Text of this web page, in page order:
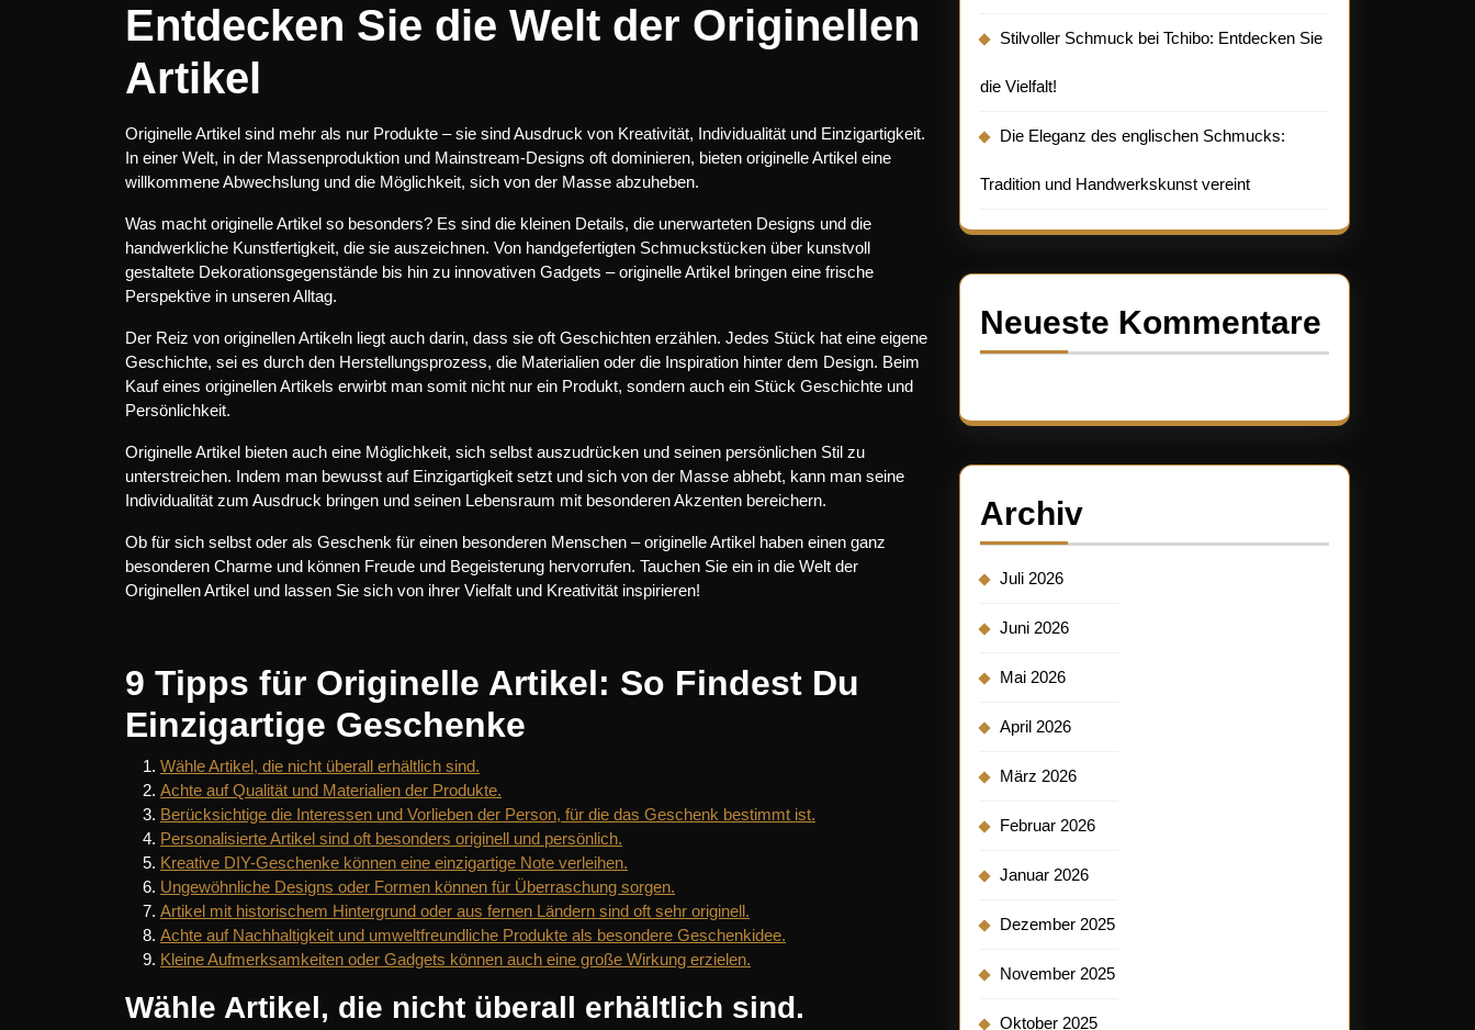
Entdecken Sie die Welt der Originellen
Artikel
Originelle Artikel sind mehr als nur Produkte – sie sind Ausdruck von Kreativität, Individualität und Einzigartigkeit.
In einer Welt, in der Massenproduktion und Mainstream-Designs oft dominieren, bieten originelle Artikel eine
willkommene Abwechslung und die Möglichkeit, sich von der Masse abzuheben.
Was macht originelle Artikel so besonders? Es sind die kleinen Details, die unerwarteten Designs und die
handwerkliche Kunstfertigkeit, die sie auszeichnen. Von handgefertigten Schmuckstücken über kunstvoll
gestaltete Dekorationsgegenstände bis hin zu innovativen Gadgets – originelle Artikel bringen eine frische
Perspektive in unseren Alltag.
Der Reiz von originellen Artikeln liegt auch darin, dass sie oft Geschichten erzählen. Jedes Stück hat eine eigene
Geschichte, sei es durch den Herstellungsprozess, die Materialien oder die Inspiration hinter dem Design. Beim
Kauf eines originellen Artikels erwirbt man somit nicht nur ein Produkt, sondern auch ein Stück Geschichte und
Persönlichkeit.
Originelle Artikel bieten auch eine Möglichkeit, sich selbst auszudrücken und seinen persönlichen Stil zu
unterstreichen. Indem man bewusst auf Einzigartigkeit setzt und sich von der Masse abhebt, kann man seine
Individualität zum Ausdruck bringen und seinen Lebensraum mit besonderen Akzenten bereichern.
Ob für sich selbst oder als Geschenk für einen besonderen Menschen – originelle Artikel haben einen ganz
besonderen Charme und können Freude und Begeisterung hervorrufen. Tauchen Sie ein in die Welt der
Originellen Artikel und lassen Sie sich von ihrer Vielfalt und Kreativität inspirieren!
9 Tipps für Originelle Artikel: So Findest Du
Einzigartige Geschenke
Wähle Artikel, die nicht überall erhältlich sind.
Achte auf Qualität und Materialien der Produkte.
Berücksichtige die Interessen und Vorlieben der Person, für die das Geschenk bestimmt ist.
Personalisierte Artikel sind oft besonders originell und persönlich.
Kreative DIY-Geschenke können eine einzigartige Note verleihen.
Ungewöhnliche Designs oder Formen können für Überraschung sorgen.
Artikel mit historischem Hintergrund oder aus fernen Ländern sind oft sehr originell.
Achte auf Nachhaltigkeit und umweltfreundliche Produkte als besondere Geschenkidee.
Kleine Aufmerksamkeiten oder Gadgets können auch eine große Wirkung erzielen.
Wähle Artikel, die nicht überall erhältlich sind.
Stilvoller Schmuck bei Tchibo: Entdecken Sie
die Vielfalt!
Die Eleganz des englischen Schmucks:
Tradition und Handwerkskunst vereint
Neueste Kommentare
Archiv
Juli 2026
Juni 2026
Mai 2026
April 2026
März 2026
Februar 2026
Januar 2026
Dezember 2025
November 2025
Oktober 2025